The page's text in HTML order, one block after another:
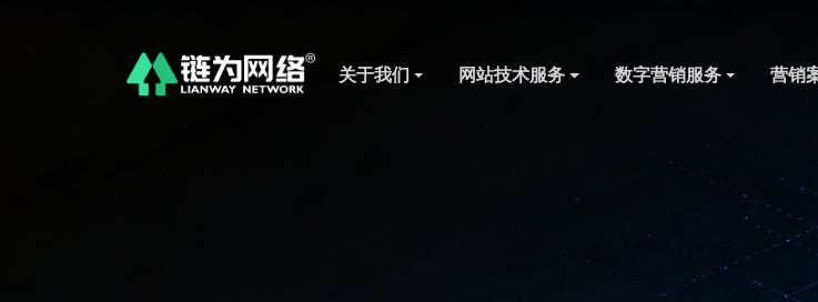
关于我们 网站技术服务 数字营销服务 营销